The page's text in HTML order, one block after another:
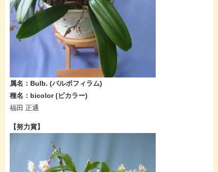
属名：Bulb.​ (バルボフィラム​)
種名：bicolor​ (ビカラー​​​)
福田 正通​
【努力賞】